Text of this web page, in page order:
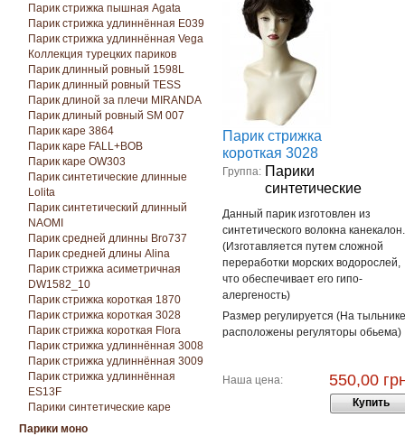
Парик стрижка пышная Agata
Парик стрижка удлиннённая E039
Парик стрижка удлиннённая Vega
Коллекция турецких париков
Парик длинный ровный 1598L
Парик длинный ровный TESS
Парик длиной за плечи MIRANDA
Парик длиный ровный SM 007
Парик каре 3864
Парик каре FALL+BOB
Парик каре OW303
Парик синтетические длинные
Lolita
Парик синтетический длинный
NAOMI
Парик средней длинны Bro737
Парик средней длины Alina
Парик стрижка асиметричная
DW1582_10
Парик стрижка короткая 1870
Парик стрижка короткая 3028
Парик стрижка короткая Florа
Парик стрижка удлиннённая 3008
Парик стрижка удлиннённая 3009
Парик стрижка удлиннённая
ES13F
Парики синтетические каре
Парики моно
Парик стрижка
короткая 3028
Группа: Парики
синтетические
Данный парик изготовлен из
синтетического волокна канекалон.
(Изготавляется путем сложной
переработки морских водорослей,
что обеспечивает его гипо-
алергеность)
Размер регулируется (На тыльнике
расположены регуляторы обьема)
Наша цена: 550,00
Купить